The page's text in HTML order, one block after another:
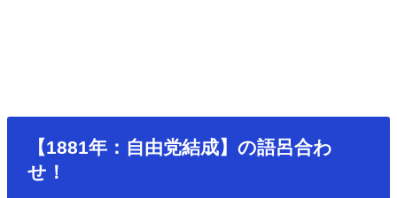
【1881年：自由党結成】の語呂合わ
せ！